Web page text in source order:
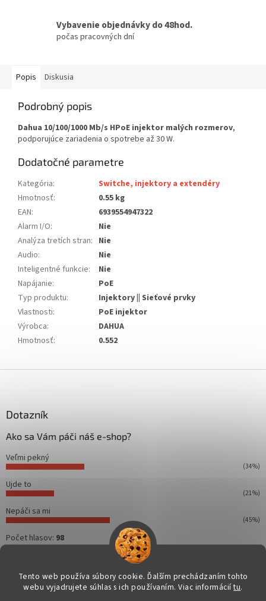
Tento web používa súbory cookie. Ďalším prechádzaním tohto
webu vyjadrujete súhlas s ich používaním. Viac informáciítu.
Vybavenie objednávky do 48hod.
počas pracovných dní
Popis Diskusia
Podrobný popis
Dahua 10/100/1000 Mb/s HPoE injektor malých rozmerov,
podporujúce zariadenia o spotrebe až 30 W.
Dodatočné parametre
Kategória:
Switche, injektory a extendéry
Hmotnosť:
0.55 kg
EAN:
6939554947322
Alarm I/O:
Nie
Analýza tretích stran: Nie
Audio:
Nie
Inteligentné funkcie:
Nie
Napájanie:
PoE
Typ produktu:
Injektory || Sieťové prvky
Vlastnosti:
PoE injektor
Výrobca:
DAHUA
Hmotnosť: 0.552
Dotazník
Ako sa Vám páči náš e-shop?
Veľmi pekný
(34%)
Ujde to
(21%)
Nepáči sa mi
(45%)
Počet hlasov: 98
Vytvoril Shoptet